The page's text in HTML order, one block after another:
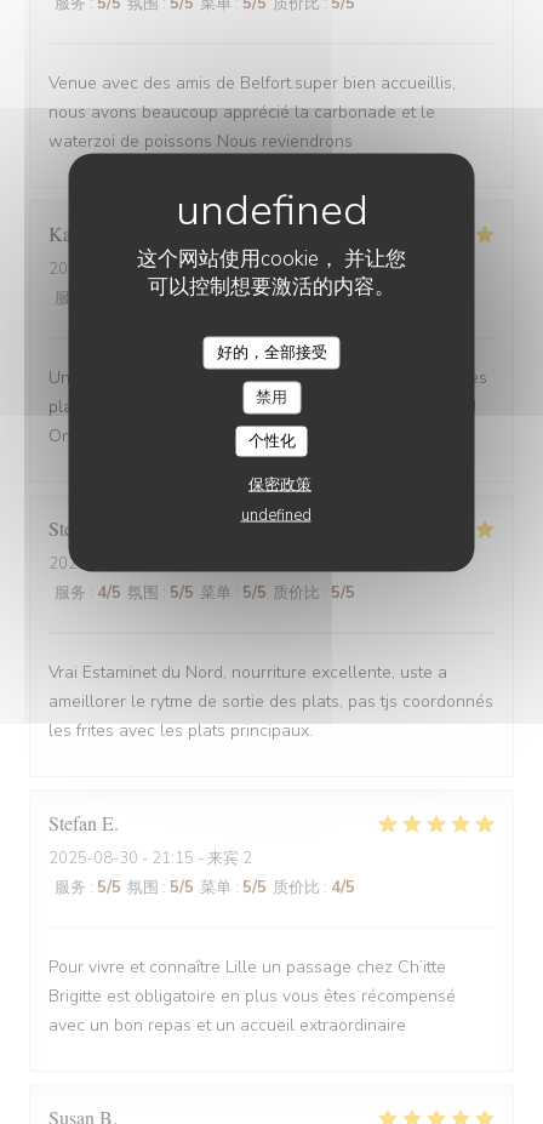
这个网站使用cookie， 并让您
可以控制想要激活的内容。
好的，全部接受
禁用
个性化
保密政策
undefined
Venue avec des amis de Belfort.super bien accueillis,
nous avons beaucoup apprécié la carbonade et le
waterzoi de poissons Nous reviendrons
Karine
2025-08-30- 21:15 - 来宾 4
服务
氛围: 5/5 菜单:5/5 质价比: 5 /5
Une adresse a absolument découvrir ! Une ambiance,des
plats tous délicieux,un personnel attentionné et réactif !!
On reviendra....
Stefano
2025-08-30
服务 : 4/5 氛围 : 5/5 菜单 : 5/5 质价比 : 5/5
Vrai Estaminet du Nord, nourriture excellente, uste a
ameillorer le rytme de sortie des plats, pas tjs coordonnés
les frites avec les plats principaux.
Stefan E
2025-08-30 - 21:15 - 来宾 2
服务 : 5/5 氛围 : 5/5 菜单 : 5/5 质价比 : 4/5
Pour vivre et connaître Lille un passage chez Ch’itte
Brigitte est obligatoire en plus vous êtes récompensé
avec un bon repas et un accueil extraordinaire
Susan B